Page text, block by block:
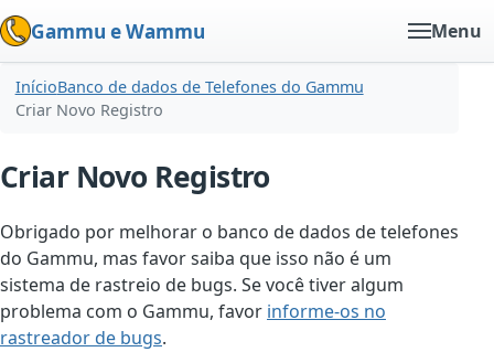
Gammu e Wammu Menu
InícioBanco de dados de Telefones do Gammu
Criar Novo Registro
Criar Novo Registro
Obrigado por melhorar o banco de dados de telefones
do Gammu, mas favor saiba que isso não é um
sistema de rastreio de bugs. Se você tiver algum
problema com o Gammu, favor informe-os no
rastreador de bugs.